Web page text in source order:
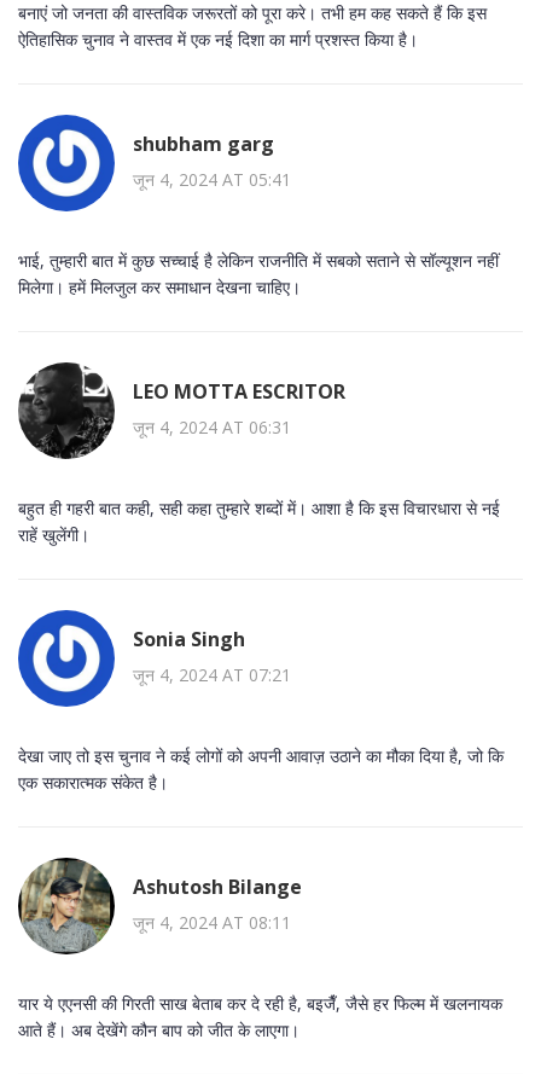
बनाएं जो जनता की वास्तविक जरूरतों को पूरा करे। तभी हम कह सकते हैं कि इस
ऐतिहासिक चुनाव ने वास्तव में एक नई दिशा का मार्ग प्रशस्त किया है।
shubham garg
जून 4, 2024 AT 05:41
भाई, तुम्हारी बात में कुछ सच्चाई है लेकिन राजनीति में सबको सताने से सॉल्यूशन नहीं
मिलेगा। हमें मिलजुल कर समाधान देखना चाहिए।
LEO MOTTA ESCRITOR
जून 4, 2024 AT 06:31
बहुत ही गहरी बात कही, सही कहा तुम्हारे शब्दों में। आशा है कि इस विचारधारा से नई
राहें खुलेंगी।
Sonia Singh
जून 4, 2024 AT 07:21
देखा जाए तो इस चुनाव ने कई लोगों को अपनी आवाज़ उठाने का मौका दिया है, जो कि
एक सकारात्मक संकेत है।
Ashutosh Bilange
जून 4, 2024 AT 08:11
यार ये एएनसी की गिरती साख बेताब कर दे रही है, बइजैँ, जैसे हर फिल्म में खलनायक
आते हैं। अब देखेंगे कौन बाप को जीत के लाएगा।